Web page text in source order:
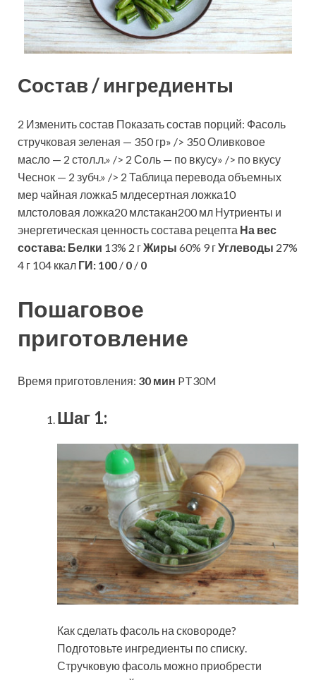
Состав / ингредиенты
2 Изменить состав Показать состав порций: Фасоль
стручковая зеленая — 350 гр» /> 350 Оливковое
масло — 2 стол.л.» /> 2 Соль — по вкусу» /> по вкусу
Чеснок — 2 зубч.» /> 2 Таблица перевода объемных
мер чайная ложка5 млдесертная ложка10
млстоловая ложка20 млстакан200 мл Нутриенты и
энергетическая ценность состава рецепта На вес
состава: Белки 13% 2 гЖиры 60% 9 гУглеводы 27%
4 г 104 ккал ГИ: 100 / 0 / 0
Пошаговое
приготовление
Время приготовления: 30 мин PT30M
Шаг 1:
Как сделать фасоль на сковороде?
Подготовьте ингредиенты по списку.
Стручковую фасоль можно приобрести